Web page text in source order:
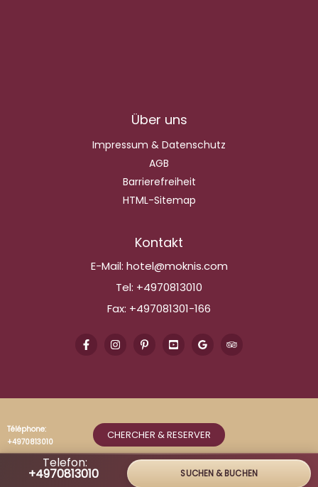
Über uns
Impressum & Datenschutz
AGB
Barrierefreiheit
HTML-Sitemap
Kontakt
E-Mail: hotel@moknis.com
Tel: +4970813010
Fax: +497081301-166
Telefon:
+4970813010 SUCHEN & BUCHEN
Téléphone:
+4970813010
CHERCHER & RESERVER